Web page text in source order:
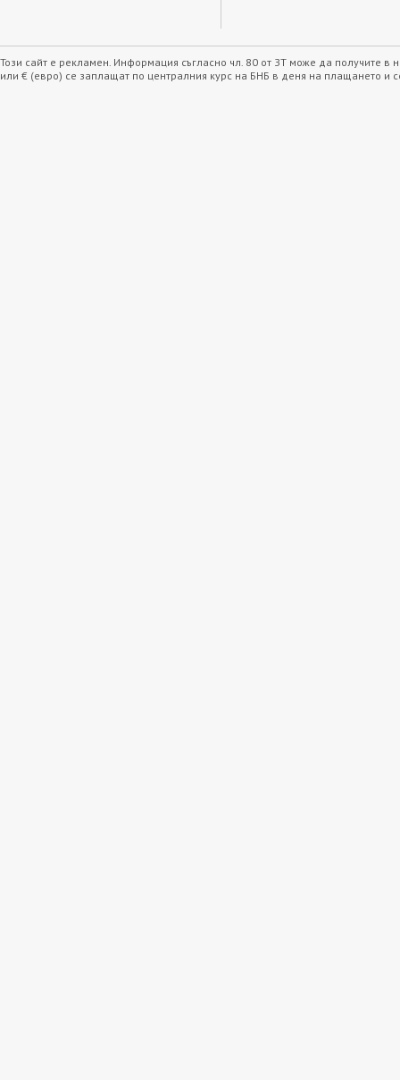
Този сайт е рекламен. Информация съгласно чл. 80 от ЗТ може да получите
или € (евро) се заплащат по централния курс на БНБ в деня на плащането и